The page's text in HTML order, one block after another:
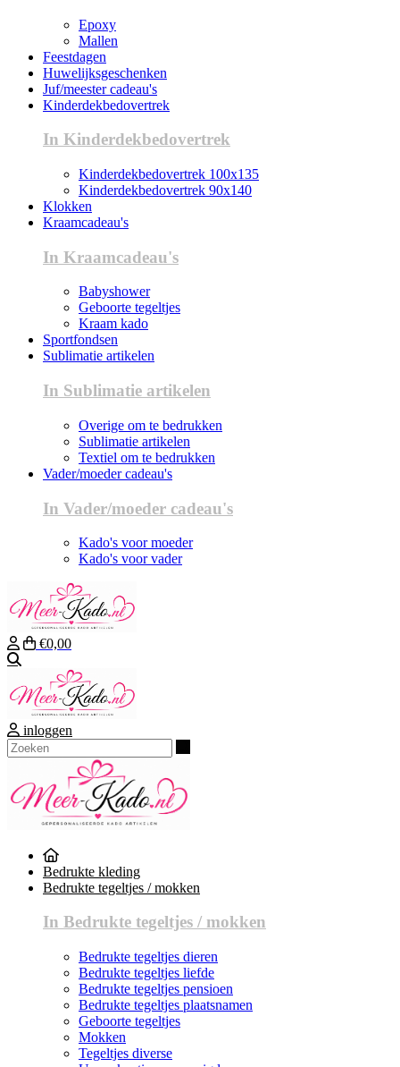
Epoxy
Mallen
Feestdagen
Huwelijksgeschenken
Juf/meester cadeau's
Kinderdekbedovertrek
In Kinderdekbedovertrek
Kinderdekbedovertrek 100x135
Kinderdekbedovertrek 90x140
Klokken
Kraamcadeau's
In Kraamcadeau's
Babyshower
Geboorte tegeltjes
Kraam kado
Sportfondsen
Sublimatie artikelen
In Sublimatie artikelen
Overige om te bedrukken
Sublimatie artikelen
Textiel om te bedrukken
Vader/moeder cadeau's
In Vader/moeder cadeau's
Kado's voor moeder
Kado's voor vader
€0,00
inloggen
Bedrukte kleding
Bedrukte tegeltjes / mokken
In Bedrukte tegeltjes / mokken
Bedrukte tegeltjes dieren
Bedrukte tegeltjes liefde
Bedrukte tegeltjes pensioen
Bedrukte tegeltjes plaatsnamen
Geboorte tegeltjes
Mokken
Tegeltjes diverse